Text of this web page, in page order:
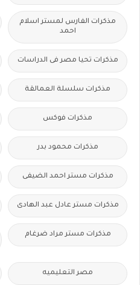
مذكرات الفارس لمستر اسلام
احمد
مذكرات تحيا مصر فى الدراسات
مذكرات سلسلة العمالقة
مذكرات فوكس
مذكرات محمود بدر
مذكرات مستر احمد الضيفى
مذكرات مستر عادل عبد الهادى
مذكرات مستر مراد ضرغام
مصر التعليميه